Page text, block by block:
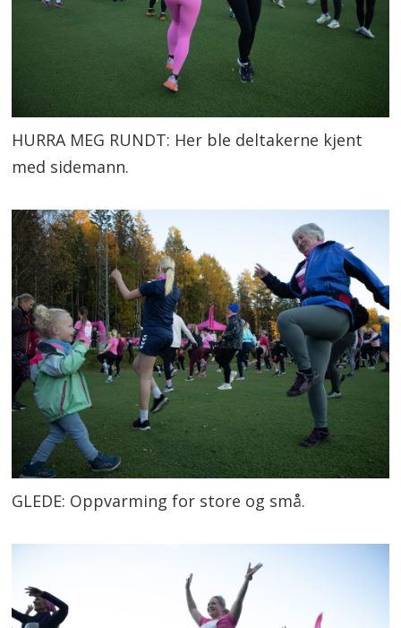
HURRA MEG RUNDT: Her ble deltakerne kjent
med sidemann.
GLEDE: Oppvarming for store og små.